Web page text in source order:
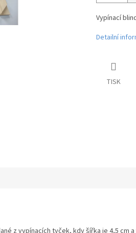
Vypínací
Detailní
TISK
z vypínacích tyček, kdy šířka je 4,5 cm